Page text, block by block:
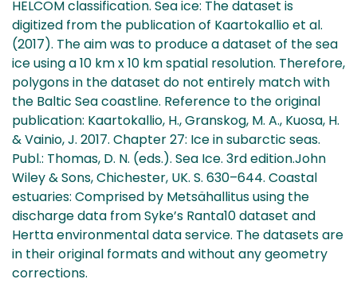
HELCOM classification. Sea ice: The dataset is
digitized from the publication of Kaartokallio et al.
(2017). The aim was to produce a dataset of the sea
ice using a 10 km x 10 km spatial resolution. Therefore,
polygons in the dataset do not entirely match with
the Baltic Sea coastline. Reference to the original
publication: Kaartokallio, H., Granskog, M. A., Kuosa, H.
& Vainio, J. 2017. Chapter 27: Ice in subarctic seas.
Publ.: Thomas, D. N. (eds.). Sea Ice. 3rd edition.John
Wiley & Sons, Chichester, UK. S. 630–644. Coastal
estuaries: Comprised by Metsähallitus using the
discharge data from Syke’s Ranta10 dataset and
Hertta environmental data service. The datasets are
in their original formats and without any geometry
corrections.